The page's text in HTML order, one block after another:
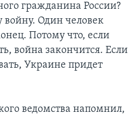
гражданина России?
войну. Один человек
Потому что, если
война закончится. Если
Украине придет
ведомства напомнил,